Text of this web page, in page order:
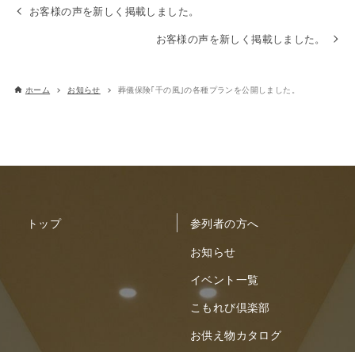
お客様の声を新しく掲載しました。
お客様の声を新しく掲載しました。
ホーム お知らせ 葬儀保険｢千の風｣の各種プランを公開しました。
トップ
参列者の方へ
お知らせ
イベント一覧
こもれび倶楽部
お供え物カタログ